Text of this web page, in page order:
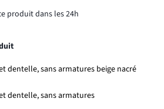
produit dans les 24h
dentelle, sans armatures beige nacré
dentelle, sans armatures